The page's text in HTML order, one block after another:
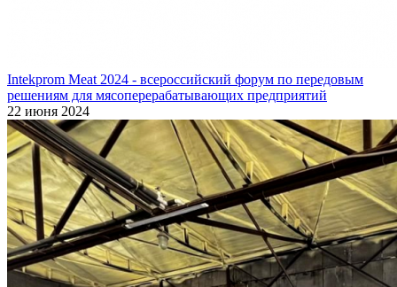
Intekprom Meat 2024 - всероссийский форум по передовым
решениям для мясоперерабатывающих предприятий
22 июня 2024